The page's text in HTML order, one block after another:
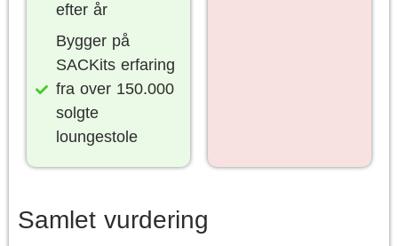
efter år
Bygger på
SACKits erfaring
fra over 150.000
solgte
loungestole
Samlet vurdering